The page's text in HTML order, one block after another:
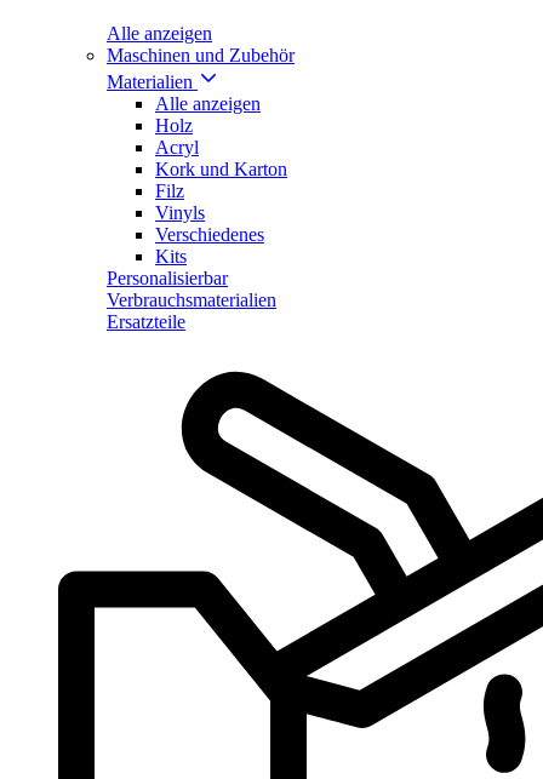
Alle anzeigen
Maschinen und Zubehör
Materialien
Alle anzeigen
Holz
Acryl
Kork und Karton
Filz
Vinyls
Verschiedenes
Kits
Personalisierbar
Verbrauchsmaterialien
Ersatzteile